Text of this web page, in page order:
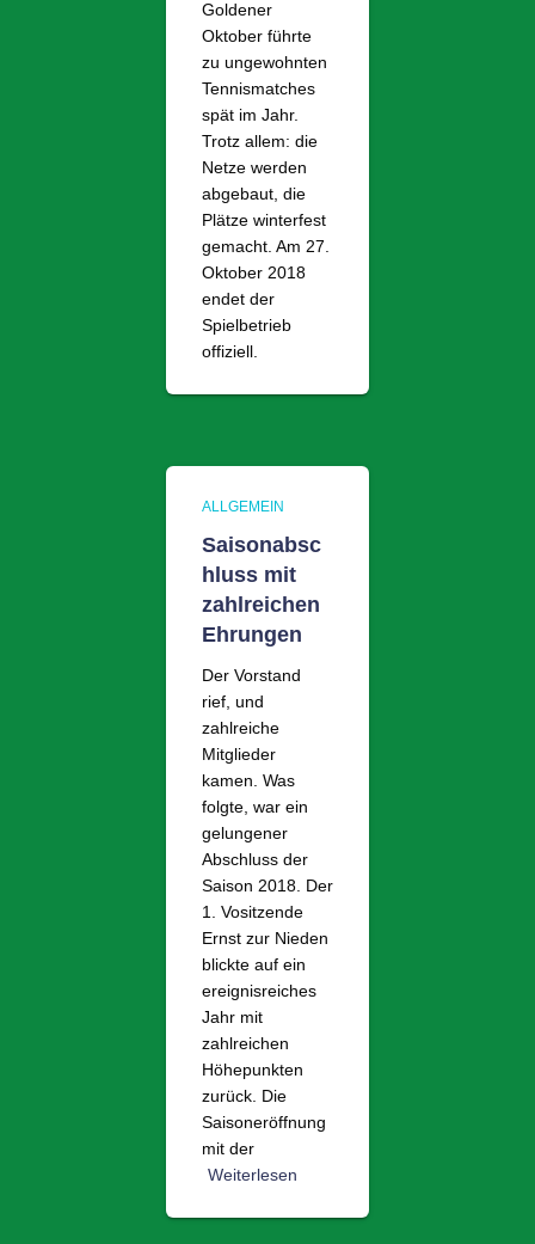
Goldener
Oktober führte
zu ungewohnten
Tennismatches
spät im Jahr.
Trotz allem: die
Netze werden
abgebaut, die
Plätze winterfest
gemacht. Am 27.
Oktober 2018
endet der
Spielbetrieb
offiziell.
ALLGEMEIN
Saisonabsc
hluss mit
zahlreichen
Ehrungen
Der Vorstand
rief, und
zahlreiche
Mitglieder
kamen. Was
folgte, war ein
gelungener
Abschluss der
Saison 2018. Der
1. Vositzende
Ernst zur Nieden
blickte auf ein
ereignisreiches
Jahr mit
zahlreichen
Höhepunkten
zurück. Die
Saisoneröffnung
mit der
Weiterlesen